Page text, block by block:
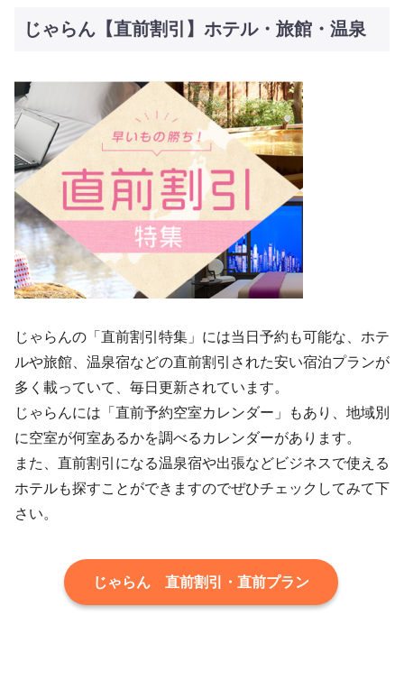
じゃらん【直前割引】ホテル・旅館・温泉
じゃらんの「直前割引特集」には当日予約も可能な、ホテ
ルや旅館、温泉宿などの直前割引された安い宿泊プランが
多く載っていて、毎日更新されています。
じゃらんには「直前予約空室カレンダー」もあり、地域別
に空室が何室あるかを調べるカレンダーがあります。
また、直前割引になる温泉宿や出張などビジネスで使える
ホテルも探すことができますのでぜひチェックしてみて下
さい。
じゃらん 直前割引・直前プラン